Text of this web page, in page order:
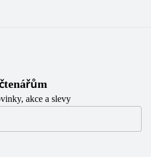
akce a slevy